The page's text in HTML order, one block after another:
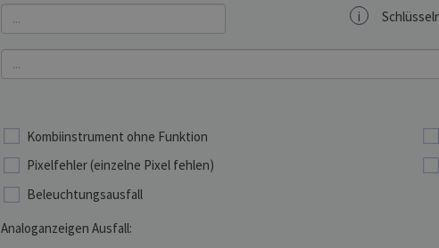
i
Kombiinstrument ohne Funktion
Pixelfehler (einzelne Pixel fehlen)
Beleuchtungsausfall
Analoganzeigen Ausfall: